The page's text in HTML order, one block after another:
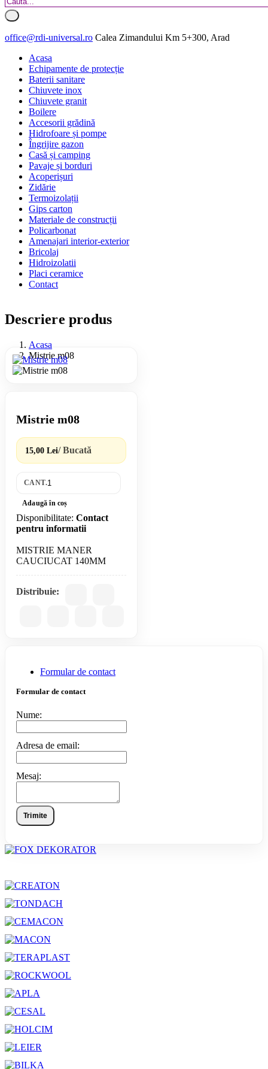
office@rdi-universal.ro Calea Zimandului Km 5+300, Arad
Acasa
Echipamente de protecție
Baterii sanitare
Chiuvete inox
Chiuvete granit
Boilere
Accesorii grădină
Hidrofoare și pompe
Îngrijire gazon
Casă și camping
Pavaje și borduri
Acoperișuri
Zidărie
Termoizolații
Gips carton
Materiale de construcții
Policarbonat
Amenajari interior-exterior
Bricolaj
Hidroizolatii
Placi ceramice
Contact
Descriere produs
Acasa
Mistrie m08
Mistrie m08
15,00 Lei/ Bucată
CANT.
Adaugă în coș
Disponibilitate: Contact
pentru informatii
MISTRIE MANER
Distribuie:
Formular de contact
Formular de contact
Nume:
Adresa de email:
Mesaj:
Trimite